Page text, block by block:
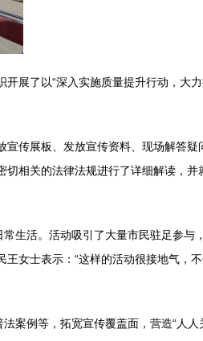
展了以“深入实施质量提升行动，大
传展板、发放宣传资料、现场解答疑
相关的法律法规进行了详细解读，
生活。活动吸引了大量市民驻足参与
女士表示：“这样的活动很接地气，
案例等，拓宽宣传覆盖面，营造“人人